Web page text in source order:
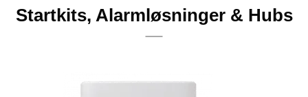
Startkits, Alarmløsninger & Hubs